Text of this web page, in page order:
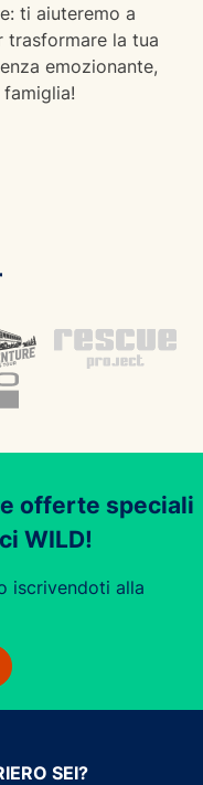
ti aiuteremo a
trasformare la tua
emozionante,
offerte speciali
WILD!
iscrivendoti alla
SEI?